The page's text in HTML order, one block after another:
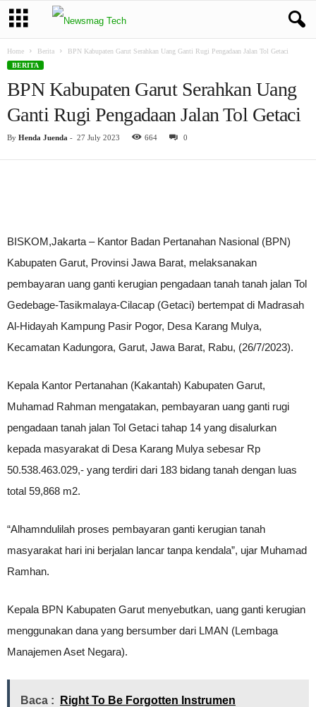
Home Berita
BPN Kabupaten Garut Serahkan Uang Ganti Rugi Pengadaan Jalan Tol Getaci
BERITA
BPN Kabupaten Garut Serahkan Uang
Ganti Rugi Pengadaan Jalan Tol Getaci
By Henda Juenda - 27 July 2023 664 0
BISKOM,Jakarta – Kantor Badan Pertanahan Nasional (BPN)
Kabupaten Garut, Provinsi Jawa Barat, melaksanakan
pembayaran uang ganti kerugian pengadaan tanah tanah jalan Tol
Gedebage-Tasikmalaya-Cilacap (Getaci) bertempat di Madrasah
Al-Hidayah Kampung Pasir Pogor, Desa Karang Mulya,
Kecamatan Kadungora, Garut, Jawa Barat, Rabu, (26/7/2023).
Kepala Kantor Pertanahan (Kakantah) Kabupaten Garut,
Muhamad Rahman mengatakan, pembayaran uang ganti rugi
pengadaan tanah jalan Tol Getaci tahap 14 yang disalurkan
kepada masyarakat di Desa Karang Mulya sebesar Rp
50.538.463.029,- yang terdiri dari 183 bidang tanah dengan luas
total 59,868 m2.
“Alhamndulilah proses pembayaran ganti kerugian tanah
masyarakat hari ini berjalan lancar tanpa kendala”, ujar Muhamad
Ramhan.
Kepala BPN Kabupaten Garut menyebutkan, uang ganti kerugian
menggunakan dana yang bersumber dari LMAN (Lembaga
Manajemen Aset Negara).
Baca :
Right To Be Forgotten Instrumen